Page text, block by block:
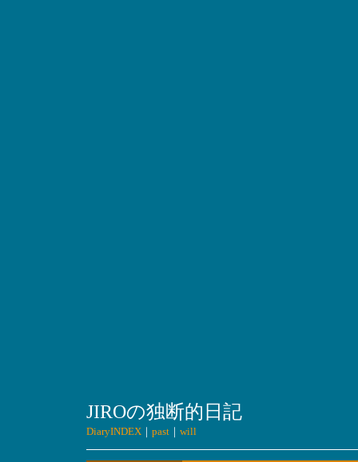
JIROの独断的日記
DiaryINDEX｜ past｜ will